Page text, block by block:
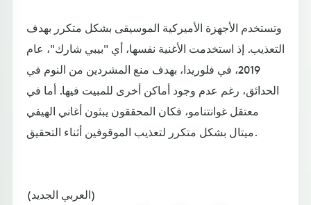
وتستخدم الأجهزة الأميركية الموسيقى بشكل متكرر بهدف
التعذيب. إذ استخدمت الأغنية نفسها، أي "بيبي شارك"، عام
2019، في فلوريدا، بهدف منع المشردين من النوم في
الحدائق، رغم عدم وجود أماكن أخرى للمبيت فيها. أما في
معتقل غوانتنامو، فكان المحققون يبثون أغاني الهيفي
ميتال بشكل متكرر لتعذيب الموقوفين أثناء التحقيق.
(العربي الجديد)